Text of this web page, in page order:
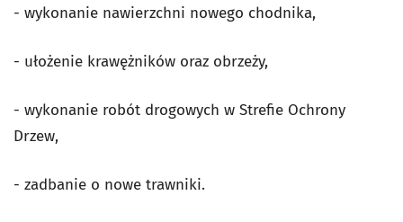
- wykonanie nawierzchni nowego chodnika,
- ułożenie krawężników oraz obrzeży,
- wykonanie robót drogowych w Strefie Ochrony
Drzew,
- zadbanie o nowe trawniki.